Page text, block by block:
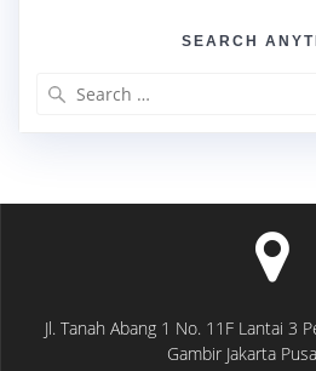
SEARCH
Jl. Tanah Abang 1 No. 11F Lantai 3
Gambir Jakarta